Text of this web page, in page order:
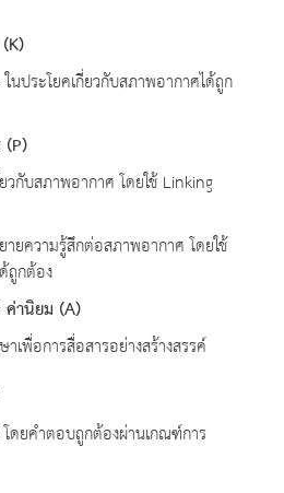
นประโยคเกี่ยวกับสภาพอากาศได้ถูก
บสภาพอากาศ โดยใช้ Linking
ยความรู้สึกต่อสภาพอากาศ โดยใช้
ถูกต้อง
านิยม (A)
เพื่อการสื่อสารอย่างสร้างสรรค์
ดยคำตอบถูกต้องผ่านเกณฑ์การ